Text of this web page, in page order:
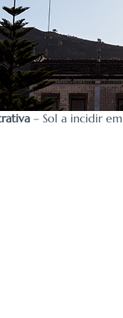
– Sol a incidir